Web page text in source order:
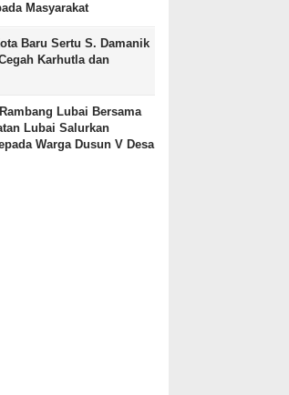
Masyarakat
Baru Sertu S. Damanik
Karhutla dan
Lubai Bersama
Lubai Salurkan
Warga Dusun V Desa